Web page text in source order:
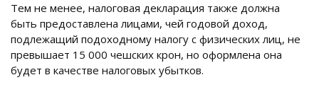
Тем не менее, налоговая декларация также должна
быть предоставлена лицами, чей годовой доход,
подлежащий подоходному налогу с физических лиц, не
превышает 15 000 чешских крон, но оформлена она
будет в качестве налоговых убытков.